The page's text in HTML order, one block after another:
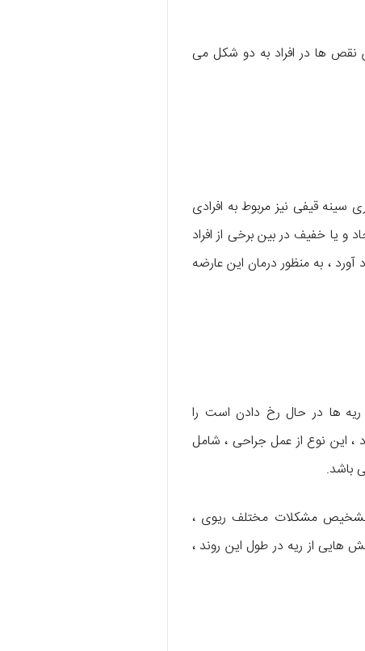
نقص ها در افراد به دو شکل می
قیفی نیز مربوط به افرادی
یا خفیف در بین برخی از افراد
، به منظور درمان این عارضه
ها در حال رخ دادن است را
، این نوع از عمل جراحی ، شامل
باشد.
تشخیص مشکلات مختلف ریوی ،
هایی از ریه در طول این روند ،